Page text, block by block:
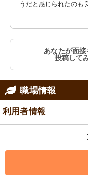
うだと感じられたのも
あなたが面
投稿して
職場情報
利用者情報